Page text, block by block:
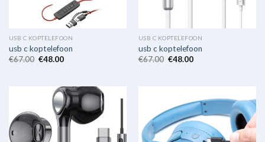
USB C KOPTELEFOON
usb c koptelefoon
€67.00 €48.00
USB C KOPTELEFOON
usb c koptelefoon
€67.00 €48.00